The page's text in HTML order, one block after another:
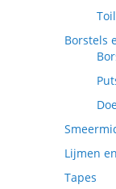
Borstels
Lijmen
Tapes